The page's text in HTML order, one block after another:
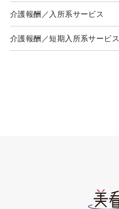
介護報酬／入所系サービス
介護報酬／短期入所系サービス